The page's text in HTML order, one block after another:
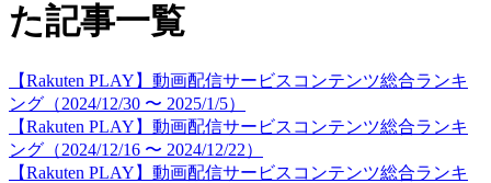
た記事一覧
【Rakuten PLAY】動画配信サービスコンテンツ総合ランキ
ング（2024/12/30 〜 2025/1/5）
【Rakuten PLAY】動画配信サービスコンテンツ総合ランキ
ング（2024/12/16 〜 2024/12/22）
【Rakuten PLAY】動画配信サービスコンテンツ総合ランキ